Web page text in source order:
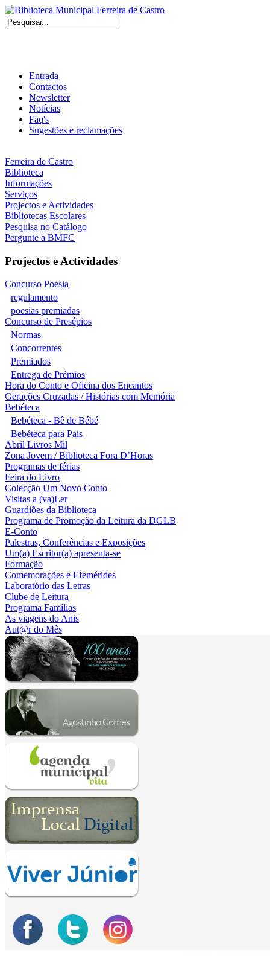
Entrada
Contactos
Newsletter
Notícias
Faq's
Sugestões e reclamações
Ferreira de Castro
Biblioteca
Informações
Serviços
Projectos e Actividades
Bibliotecas Escolares
Pesquisa no Catálogo
Pergunte à BMFC
Projectos e Actividades
Concurso Poesia
regulamento
poesias premiadas
Concurso de Presépios
Normas
Concorrentes
Premiados
Entrega de Prémios
Hora do Conto e Oficina dos Encantos
Gerações Cruzadas / Histórias com Memória
Bebéteca
Bebéteca - Bê de Bébé
Bebéteca para Pais
Abril Livros Mil
Zona Jovem / Biblioteca Fora D’Horas
Programas de férias
Feira do Livro
Colecção Um Novo Conto
Visitas a (va)Ler
Guardiões da Biblioteca
Programa de Promoção da Leitura da DGLB
E-Conto
Palestras, Conferências e Exposições
Um(a) Escritor(a) apresenta-se
Formação
Comemorações e Efemérides
Laboratório das Letras
Clube de Leitura
Programa Famílias
As viagens do Anis
Aut@r do Mês